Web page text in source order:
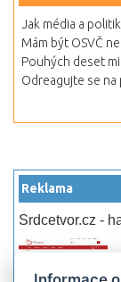
Jak média a
Mám být OSVČ
Pouhých deset
Odreagujte se na
Reklama
Srdcetvor.cz -